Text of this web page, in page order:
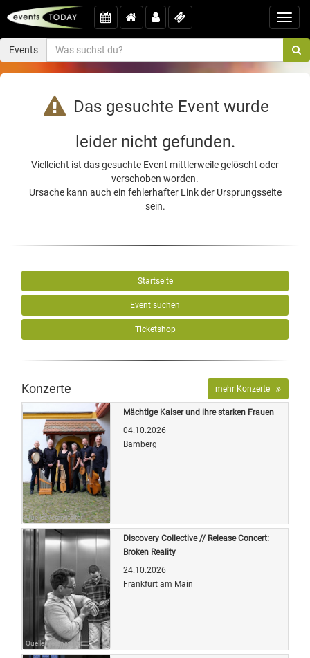
Events
Das gesuchte Event wurde
leider nicht gefunden.
Vielleicht ist das gesuchte Event mittlerweile gelöscht oder
verschoben worden.
Ursache kann auch ein fehlerhafter Link der Ursprungsseite
sein.
Startseite
Event suchen
Ticketshop
Konzerte mehr Konzerte
Quelle: Veranstalter
Mächtige Kaiser und ihre starken Frauen
04.10.2026
Bamberg
Quelle: Veranstalter
Discovery Collective // Release Concert:
Broken Reality
24.10.2026
Frankfurt am Main